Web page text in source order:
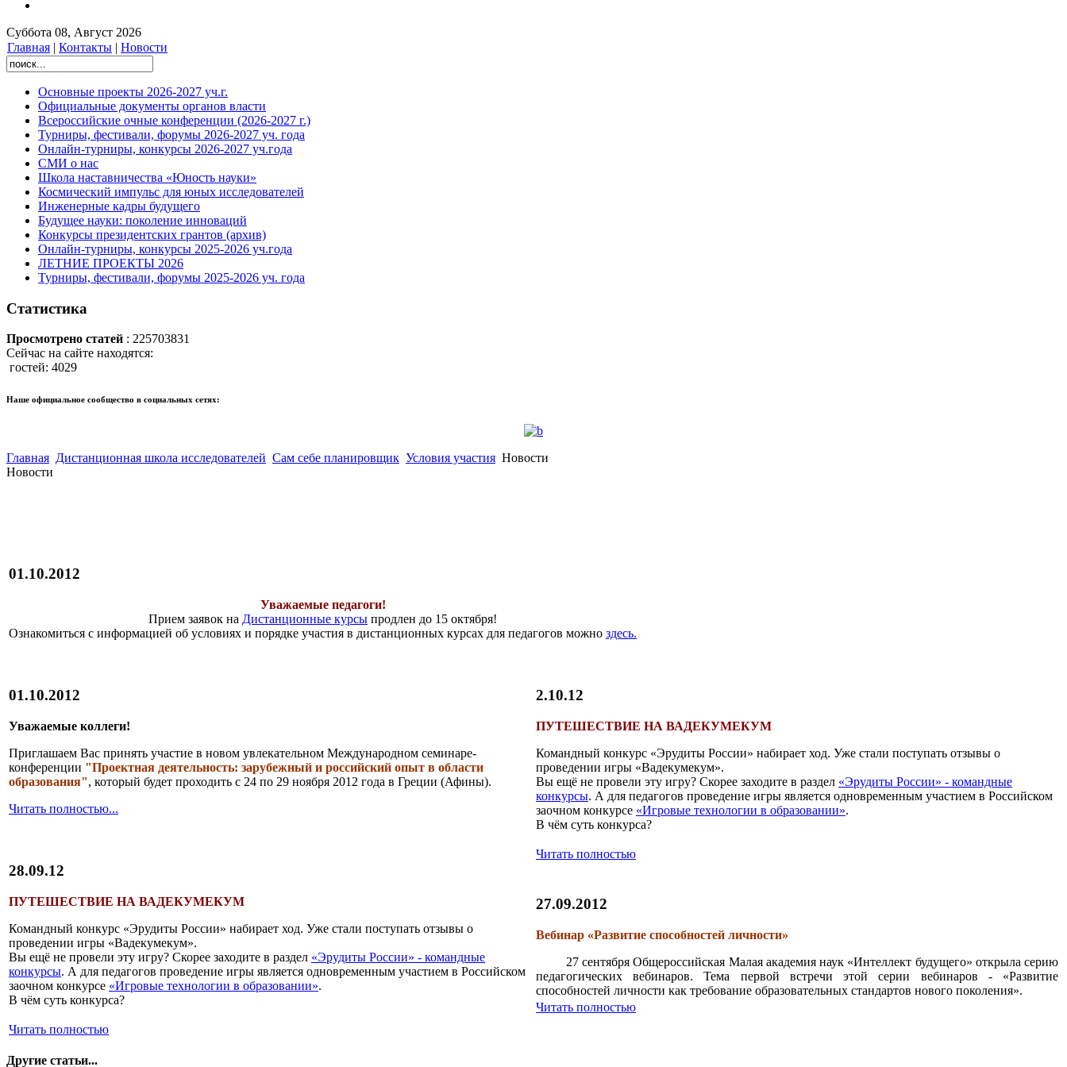
Суббота 08, Август 2026
Главная | Контакты | Новости
Основные проекты 2026-2027 уч.г.
Официальные документы органов власти
Всероссийские очные конференции (2026-2027 г.)
Турниры, фестивали, форумы 2026-2027 уч. года
Онлайн-турниры, конкурсы 2026-2027 уч.года
СМИ о нас
Школа наставничества «Юность науки»
Космический импульс для юных исследователей
Инженерные кадры будущего
Будущее науки: поколение инноваций
Конкурсы президентских грантов (архив)
Онлайн-турниры, конкурсы 2025-2026 уч.года
ЛЕТНИЕ ПРОЕКТЫ 2026
Турниры, фестивали, форумы 2025-2026 уч. года
Статистика
Просмотрено статей : 225703831
Сейчас на сайте находятся:
гостей: 4029
Наше официальное сообщество в социальных сетях:
Главная Дистанционная школа исследователей Сам себе планировщик Условия участия Новости
Новости
01.10.2012
Уважаемые педагоги!
Прием заявок на Дистанционные курсы продлен до 15 октября!
Ознакомиться с информацией об условиях и порядке участия в дистанционных курсах для педагогов можно здесь.
01.10.2012
Уважаемые коллеги!
Приглашаем Вас принять участие в новом увлекательном Международном семинаре-
конференции "Проектная деятельность: зарубежный и российский опыт в области
образования", который будет проходить с 24 по 29 ноября 2012 года в Греции (Афины).
Читать полностью...
28.09.12
ПУТЕШЕСТВИЕ НА ВАДЕКУМЕКУМ
Командный конкурс «Эрудиты России» набирает ход. Уже стали поступать отзывы о
проведении игры «Вадекумекум».
Вы ещё не провели эту игру? Скорее заходите в раздел «Эрудиты России» - командные
конкурсы. А для педагогов проведение игры является одновременным участием в Российском
заочном конкурсе «Игровые технологии в образовании».
В чём суть конкурса?
Читать полностью
2.10.12
ПУТЕШЕСТВИЕ НА ВАДЕКУМЕКУМ
Командный конкурс «Эрудиты России» набирает ход. Уже стали поступать отзывы о
проведении игры «Вадекумекум».
Вы ещё не провели эту игру? Скорее заходите в раздел «Эрудиты России» - командные
конкурсы. А для педагогов проведение игры является одновременным участием в Российском
заочном конкурсе «Игровые технологии в образовании».
В чём суть конкурса?
Читать полностью
27.09.2012
Вебинар «Развитие способностей личности»
27 сентября Общероссийская Малая академия наук «Интеллект будущего» открыла серию
педагогических вебинаров. Тема первой встречи этой серии вебинаров - «Развитие
способностей личности как требование образовательных стандартов нового поколения».
Читать полностью
Другие статьи...